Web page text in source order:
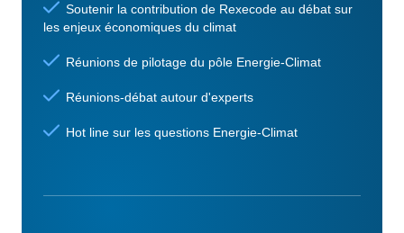
Soutenir la contribution de Rexecode au débat sur
les enjeux économiques du climat
Réunions de pilotage du pôle Energie-Climat
Réunions-débat autour d'experts
Hot line sur les questions Energie-Climat